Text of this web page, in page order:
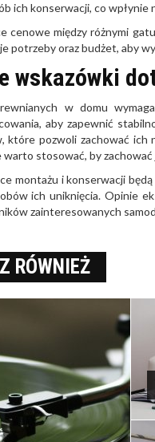
ich konserwacji, co
cenowe między różnymi
potrzeby oraz budżet, aby
wskazówki
w domu
aby zapewnić
które pozwoli zachować
stosować, by
montażu i konserwacji
ich uniknięcia. Opinie
zainteresowanych
RÓWNIEŻ